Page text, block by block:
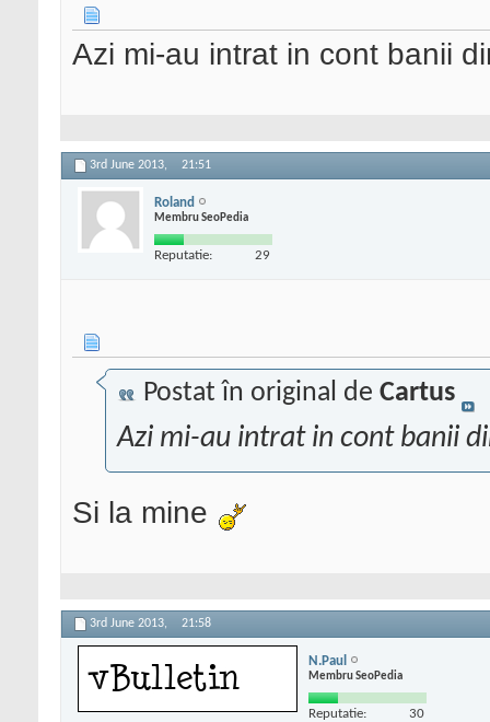
Azi mi-au intrat in cont banii
3rd June 2013, 21:51
Roland
Membru SeoPedia
Reputatie: 29
Postat în original de Cartus
Azi mi-au intrat in cont banii
Si la mine
3rd June 2013, 21:58
N.Paul
Membru SeoPedia
Reputatie: 30